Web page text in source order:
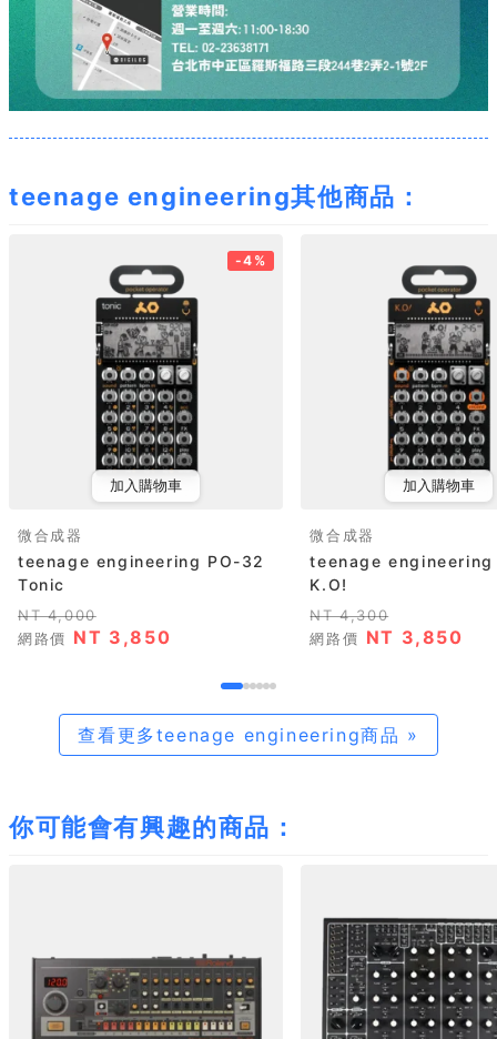
teenage engineering其他商品：
-4%
加入購物車
微合成器
teenage engineering PO-32
Tonic
NT 4,000
網路價 NT 3,850
加入購物車
微合成器
teenage
K.O!
NT 4,300
網路價 NT 3,850
查看更多teenage engineering商品 »
你可能會有興趣的商品：